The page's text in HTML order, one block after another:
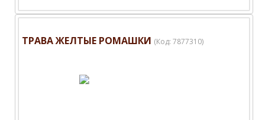
ТРАВА ЖЕЛТЫЕ РОМАШКИ (Код: 7877310)